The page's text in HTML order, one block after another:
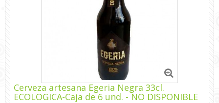
Cerveza artesana Egeria Negra 33cl.
ECOLOGICA-Caja de 6 und. - NO DISPONIBLE